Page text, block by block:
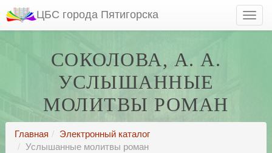
ЦБС города Пятигорска
СОКОЛОВА, А. А.
УСЛЫШАННЫЕ
МОЛИТВЫ РОМАН
Главная
Электронный каталог
Услышанные молитвы роман